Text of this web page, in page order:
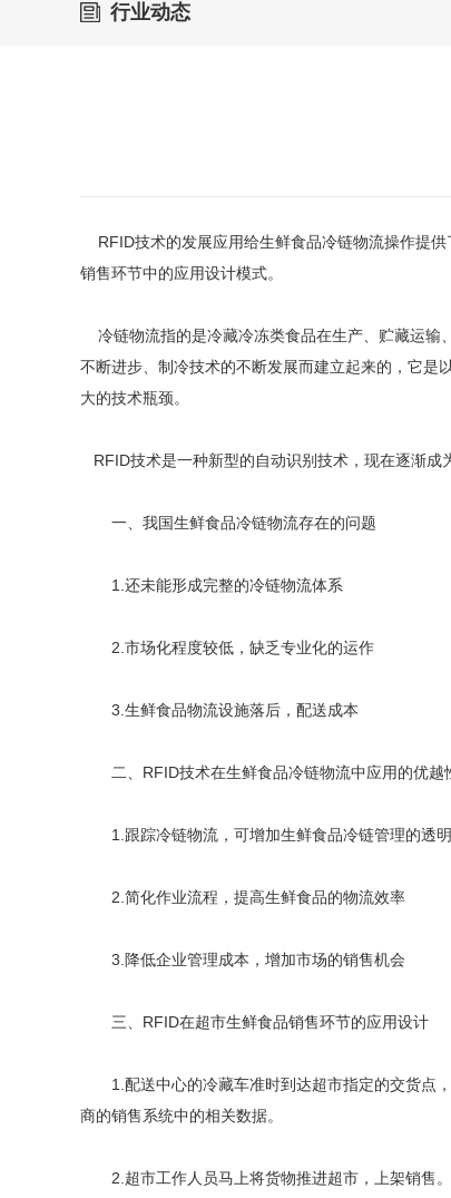
行业动态
RFID技术的发展应用给生鲜食品冷链物流操作提供
销售环节中的应用设计模式。
冷链物流指的是冷藏冷冻类食品在生产、贮藏运输
不断进步、制冷技术的不断发展而建立起来的，它是
大的技术瓶颈。
RFID技术是一种新型的自动识别技术，现在逐渐成
一、我国生鲜食品冷链物流存在的问题
1.还未能形成完整的冷链物流体系
2.市场化程度较低，缺乏专业化的运作
3.生鲜食品物流设施落后，配送成本
二、RFID技术在生鲜食品冷链物流中应用的优越
1.跟踪冷链物流，可增加生鲜食品冷链管理的透
2.简化作业流程，提高生鲜食品的物流效率
3.降低企业管理成本，增加市场的销售机会
三、RFID在超市生鲜食品销售环节的应用设计
1.配送中心的冷藏车准时到达超市指定的交货点，
商的销售系统中的相关数据。
2.超市工作人员马上将货物推进超市，上架销售。